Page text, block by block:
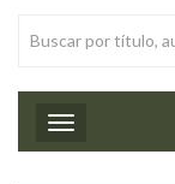
Toggle